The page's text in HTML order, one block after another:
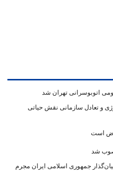
اتوبوسرانی تهران شد
و تعادل سازمانی نقش حیاتی
است
شد
جمهوری اسلامی ایران مجرم